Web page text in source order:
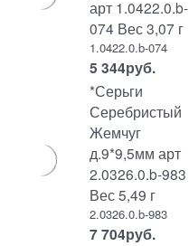
арт 1.0422.0.b-
074 Вес 3,07 г
1.0422.0.b-074
5 344руб.
*Серьги
Серебристый
Жемчуг
д.9*9,5мм арт
2.0326.0.b-983
Вес 5,49 г
2.0326.0.b-983
7 704руб.